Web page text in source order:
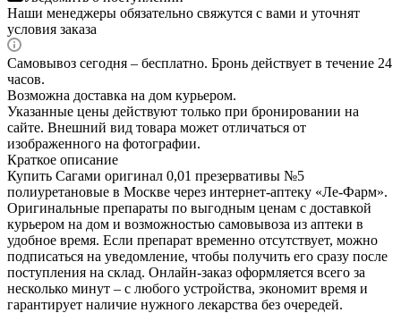
Наши менеджеры обязательно свяжутся с вами и уточнят
условия заказа
Самовывоз сегодня – бесплатно. Бронь действует в течение 24
часов.
Возможна доставка на дом курьером.
Указанные цены действуют только при бронировании на
сайте. Внешний вид товара может отличаться от
изображенного на фотографии.
Краткое описание
Купить Сагами оригинал 0,01 презервативы №5
полиуретановые в Москве через интернет-аптеку «Ле-Фарм».
Оригинальные препараты по выгодным ценам с доставкой
курьером на дом и возможностью самовывоза из аптеки в
удобное время. Если препарат временно отсутствует, можно
подписаться на уведомление, чтобы получить его сразу после
поступления на склад. Онлайн-заказ оформляется всего за
несколько минут – с любого устройства, экономит время и
гарантирует наличие нужного лекарства без очередей.